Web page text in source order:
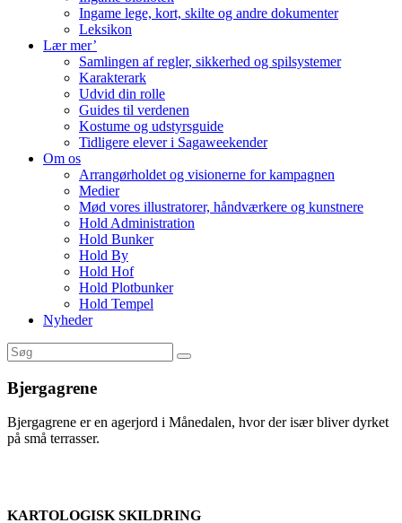
Ingame lege, kort, skilte og andre dokumenter
Leksikon
Lær mer’
Samlingen af regler, sikkerhed og spilsystemer
Karakterark
Udvid din rolle
Guides til verdenen
Kostume og udstyrsguide
Tidligere elever i Sagaweekender
Om os
Arrangørholdet og visionerne for kampagnen
Medier
Mød vores illustratorer, håndværkere og kunstnere
Hold Administration
Hold Bunker
Hold By
Hold Hof
Hold Plotbunker
Hold Tempel
Nyheder
Bjergagrene
Bjergagrene er en agerjord i Månedalen, hvor der især bliver dyrket
på små terrasser.
KARTOLOGISK SKILDRING